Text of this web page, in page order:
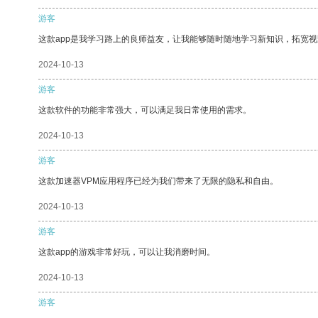
游客
这款app是我学习路上的良师益友，让我能够随时随地学习新知识，拓宽
2024-10-13
游客
这款软件的功能非常强大，可以满足我日常使用的需求。
2024-10-13
游客
这款加速器VPM应用程序已经为我们带来了无限的隐私和自由。
2024-10-13
游客
这款app的游戏非常好玩，可以让我消磨时间。
2024-10-13
游客